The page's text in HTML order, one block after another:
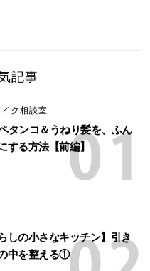
記事
ク相談室
タンコ＆うねり髪を、ふん
する方法【前編】
しの小さなキッチン】引き
中を整える①